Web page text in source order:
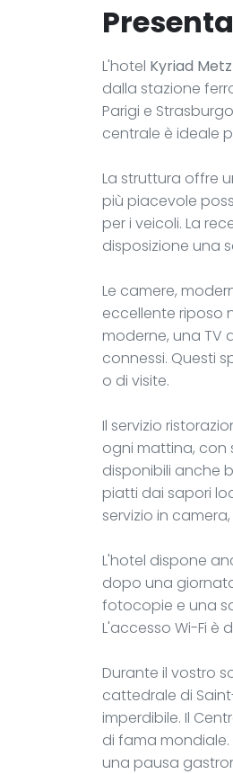
L'hotel Kyriad
dalla stazione
Parigi e
centrale è ideale
La struttura offre
più piacevole
per i veicoli. La
disposizione una
Le camere,
eccellente riposo
moderne, una TV
connessi. Questi
o di visite.
Il servizio
ogni mattina, con
disponibili anche
piatti dai sapori
servizio in
L'hotel dispone
dopo una
fotocopie e una
L'accesso Wi-Fi
Durante il vostro
cattedrale di
imperdibile. Il
di fama mondiale.
una pausa